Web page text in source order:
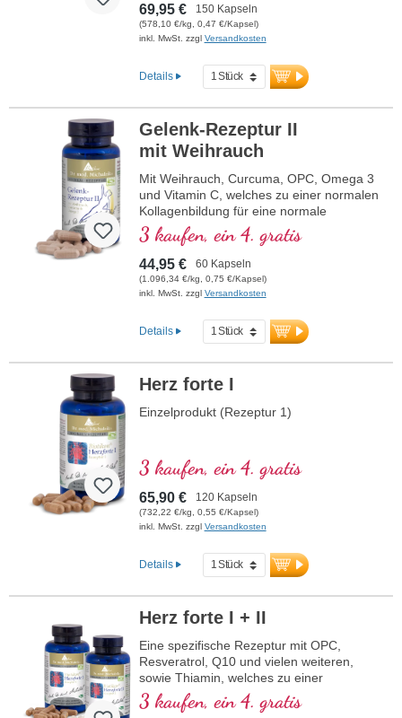
69,95 € 150 Kapseln
(578,10 €/kg, 0,47 €/Kapsel)
inkl. MwSt. zzgl Versandkosten
Details
Gelenk-Rezeptur II
mit Weihrauch
Mit Weihrauch, Curcuma, OPC, Omega 3
und Vitamin C, welches zu einer normalen
Kollagenbildung für eine normale
Knorpelfunktion beiträgt. Zur spezifischen
Versorgung der knorpeligen
Gelenkstrukturen.
3 kaufen, ein 4. gratis
44,95 € 60 Kapseln
(1.096,34 €/kg, 0,75 €/Kapsel)
inkl. MwSt. zzgl Versandkosten
Details
Herz forte I
Einzelprodukt (Rezeptur 1)
3 kaufen, ein 4. gratis
65,90 € 120 Kapseln
(732,22 €/kg, 0,55 €/Kapsel)
inkl. MwSt. zzgl Versandkosten
Details
Herz forte I + II
Eine spezifische Rezeptur mit OPC,
Resveratrol, Q10 und vielen weiteren,
sowie Thiamin, welches zu einer
normalen Herzfunktion beiträgt. (Rezeptur
1 und Rezeptur 2)
3 kaufen, ein 4. gratis